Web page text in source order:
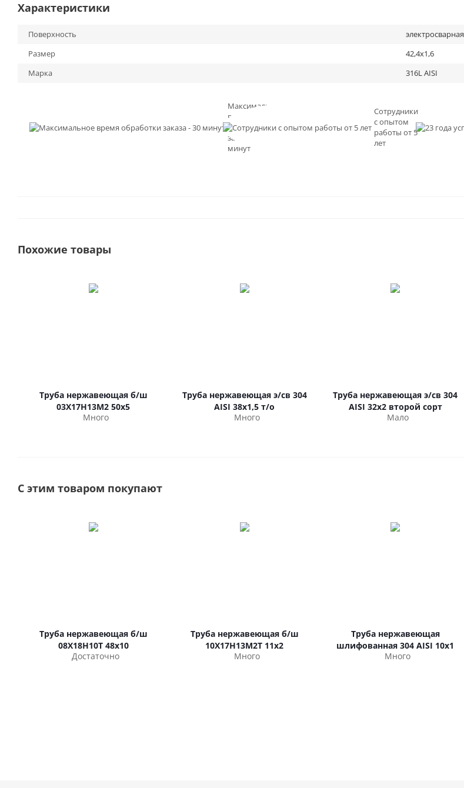
Характеристики
Поверхность
электросварная
Размер
42,4х1,6
Марка
316L AISI
Максимальное
время
обработки
заказа - 30
минут
Сотрудники
с опытом
работы от 5
лет
Похожие товары
Труба нержавеющая б/ш
03Х17Н13М2 50х5
Много
Труба нержавеющая э/св 304
AISI 38х1,5 т/о
Много
Труба нержавеющая э/св 304
AISI 32х2 второй сорт
Мало
С этим товаром покупают
Труба нержавеющая б/ш
08Х18Н10Т 48х10
Достаточно
Труба нержавеющая б/ш
10Х17Н13М2Т 11х2
Много
Труба нержавеющая
шлифованная 304 AISI 10х1
Много